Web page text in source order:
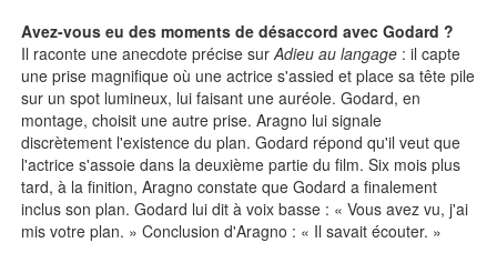
Avez-vous eu des moments de désaccord avec Godard ?
Il raconte une anecdote précise surAdieu au langage : il capte
une prise magnifique où une actrice s'assied et place sa tête pile
sur un spot lumineux, lui faisant une auréole. Godard, en
montage, choisit une autre prise. Aragno lui signale
discrètement l'existence du plan. Godard répond qu'il veut que
l'actrice s'assoie dans la deuxième partie du film. Six mois plus
tard, à la finition, Aragno constate que Godard a finalement
inclus son plan. Godard lui dit à voix basse : « Vous avez vu, j'ai
mis votre plan. » Conclusion d'Aragno : « Il savait écouter. »